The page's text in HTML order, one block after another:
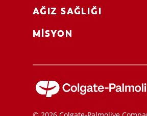
AĞIZ SAĞLIĞI
MISYON